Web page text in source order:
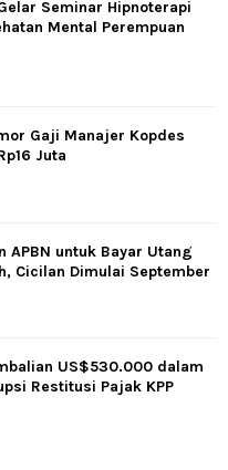
Seminar Hipnoterapi
Mental Perempuan
Gaji Manajer Kopdes
Juta
APBN untuk Bayar Utang
Cicilan Dimulai September
US$530.000 dalam
Restitusi Pajak KPP